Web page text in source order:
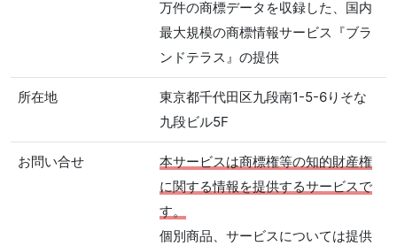
万件の商標データを収録した、国内
最大規模の商標情報サービス『ブラ
ンドテラス』の提供
所在地
東京都千代田区九段南1-5-6りそな
九段ビル5F
お問い合せ
本サービスは商標権等の知的財産権
に関する情報を提供するサービスで
す。
個別商品、サービスについては提供